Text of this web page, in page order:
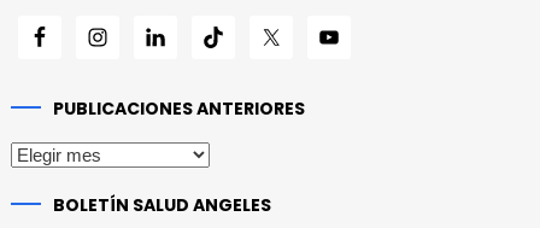
PUBLICACIONES ANTERIORES
Publicaciones
BOLETÍN SALUD ANGELES